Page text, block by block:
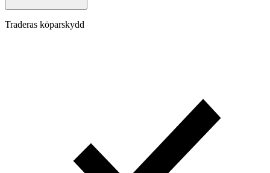
Traderas köparskydd